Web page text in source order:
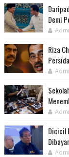
Demi
Riza
Dicicil